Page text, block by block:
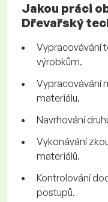
Jakou práci
Dřevařský
Vypracovávání
výrobkům.
Vypracovávání
materiálu.
Navrhování
Vykonávání
materiálů.
Kontrolování
postupů.